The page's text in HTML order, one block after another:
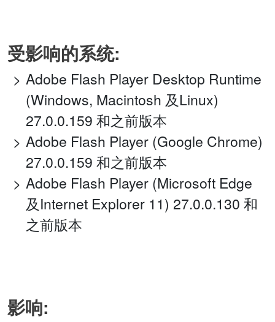
受影响的系统:
Adobe Flash Player Desktop Runtime
(Windows, Macintosh 及Linux)
27.0.0.159 和之前版本
Adobe Flash Player (Google Chrome)
27.0.0.159 和之前版本
Adobe Flash Player (Microsoft Edge
及Internet Explorer 11) 27.0.0.130 和
之前版本
影响: